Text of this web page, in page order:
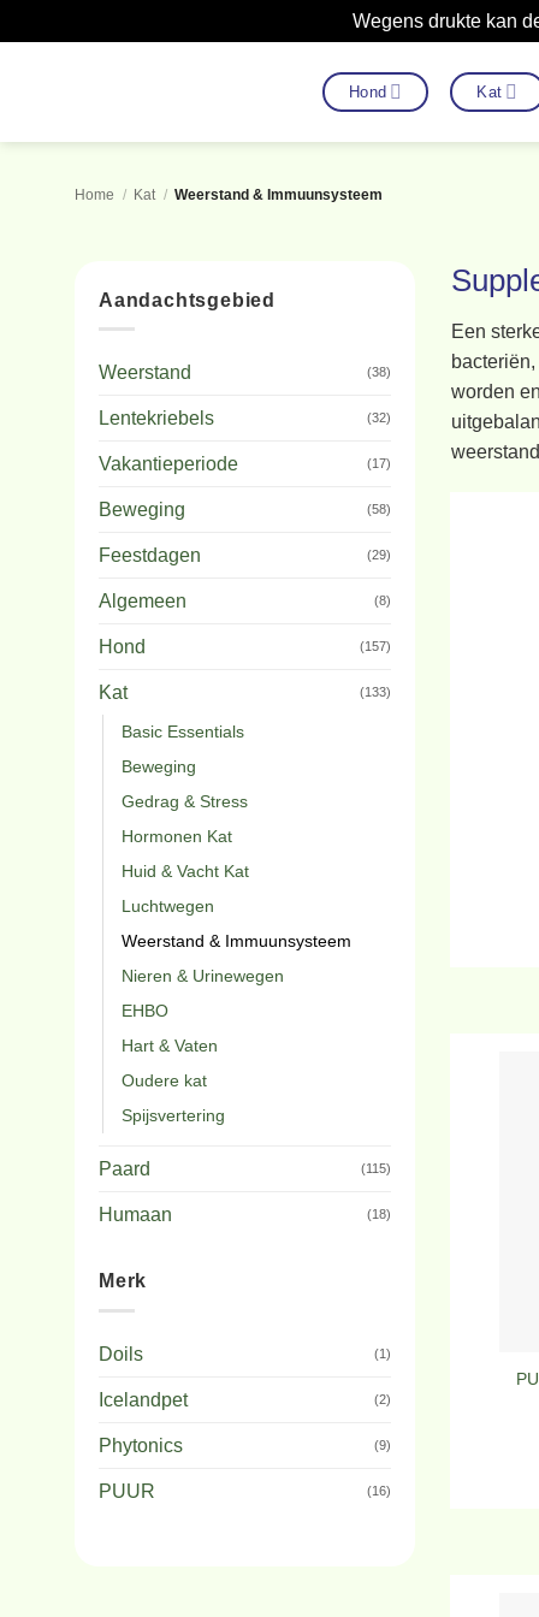
Wegens drukte kan
Hond Kat
Home / Kat / Weerstand & Immuunsysteem
Aandachtsgebied
Weerstand (38)
Lentekriebels (32)
Vakantieperiode (17)
Beweging (58)
Feestdagen (29)
Algemeen (8)
Hond (157)
Kat (133)
Basic Essentials
Beweging
Gedrag & Stress
Hormonen Kat
Huid & Vacht Kat
Luchtwegen
Weerstand & Immuunsysteem
Nieren & Urinewegen
EHBO
Hart & Vaten
Oudere kat
Spijsvertering
Paard (115)
Humaan (18)
Merk
Doils (1)
Icelandpet (2)
Phytonics (9)
PUUR (16)
Een
worden